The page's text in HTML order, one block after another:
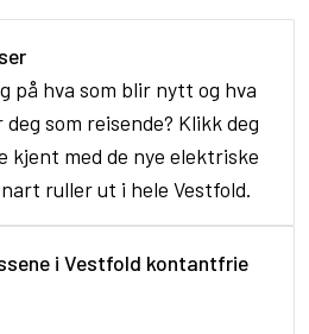
på hva som blir nytt og hva
som reisende? Klikk deg
kjent med de nye elektriske
ruller ut i hele Vestfold.
i Vestfold kontantfrie